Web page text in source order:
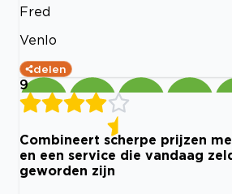
Fred
Venlo
delen
9
Combineert scherpe prijzen
en een service die vandaag
geworden zijn